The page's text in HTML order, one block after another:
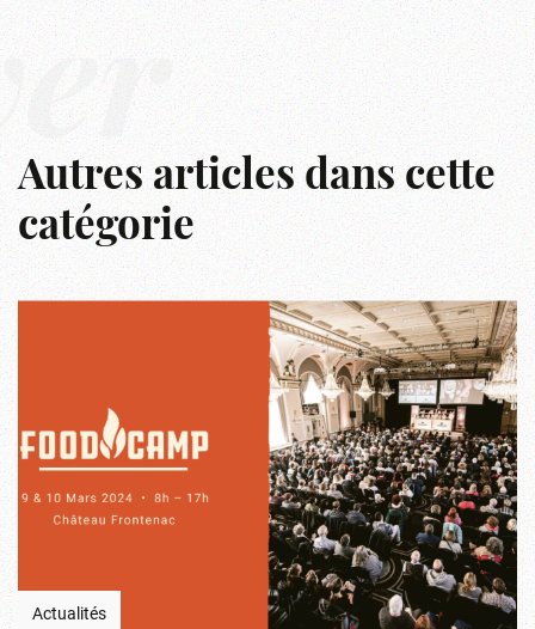
Autres articles dans cette
catégorie
Actualités